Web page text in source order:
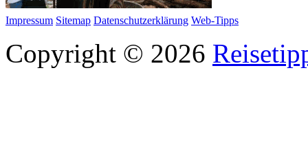
Impressum Sitemap Datenschutzerklärung Web-Tipps
Copyright © 2026